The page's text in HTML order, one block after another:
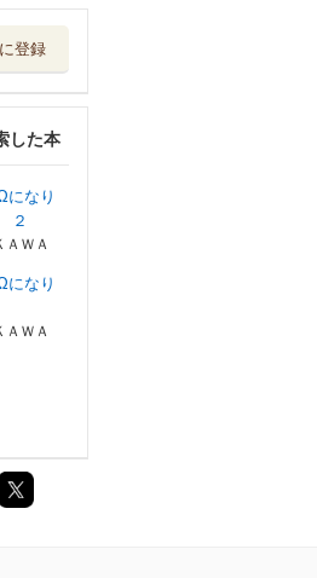
登録
した本
になり
２
ＡＷＡ
になり
ＡＷＡ